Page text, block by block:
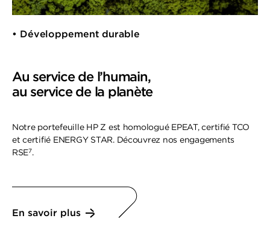
• Développement durable
Au service de l’humain,
au service de la planète
Notre portefeuille HP Z est homologué EPEAT, certifié TCO
et certifié ENERGY STAR. Découvrez nos engagements
RSE7.
En savoir plus